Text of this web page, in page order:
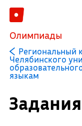
Олимпиады
Региональный
Челябинского
языкам
Задания